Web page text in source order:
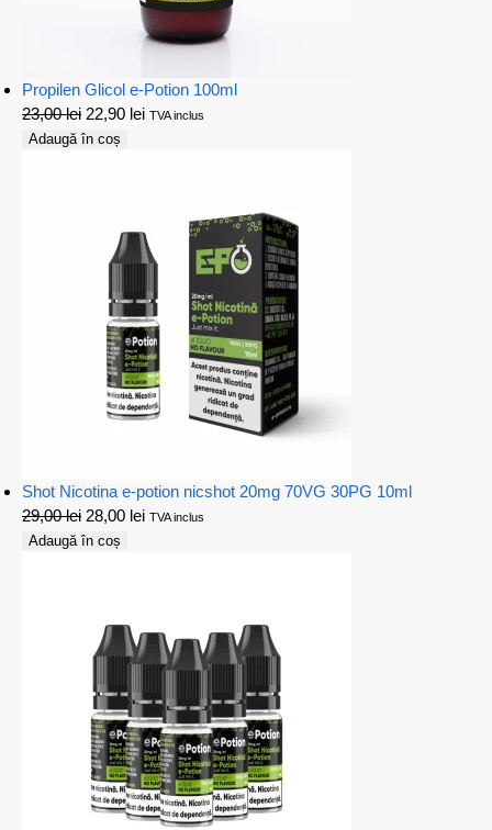
Propilen Glicol e-Potion 100ml
23,00lei 22,90 lei TVA inclus
Adaugă în coș
Shot Nicotina e-potion nicshot 20mg 70VG 30PG 10ml
29,00lei 28,00 lei TVA inclus
Adaugă în coș